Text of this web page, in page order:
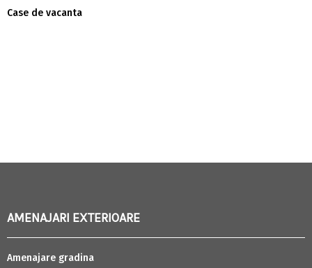
Case de vacanta
AMENAJARI EXTERIOARE
Amenajare gradina